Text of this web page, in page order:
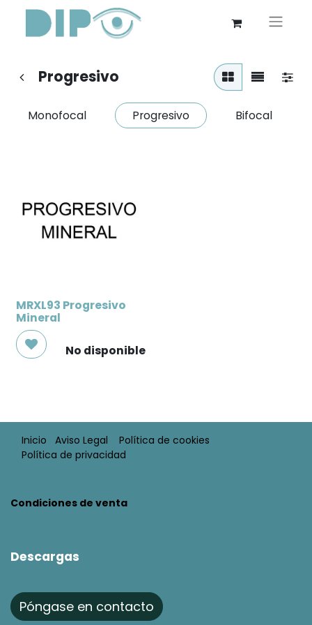
Progresivo
Monofocal Progresivo Bifocal
MRXL93 Progresivo
Mineral
No disponible
Inicio Aviso Legal​
Política de cookies
Política de privacidad
Condiciones de venta​​
Descargas
Póngase en contacto